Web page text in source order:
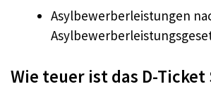
Asylbewerberleistungen
Wie teuer ist das D-Ticket